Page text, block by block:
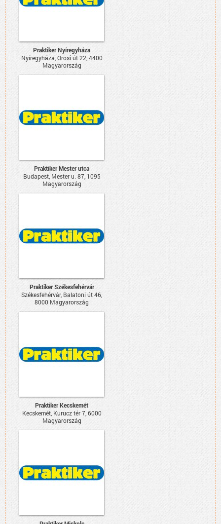
Praktiker Nyíregyháza
Nyíregyháza, Orosi út 22, 4400
Magyarország
Praktiker Mester utca
Budapest, Mester u. 87, 1095
Magyarország
Praktiker Székesfehérvár
Székesfehérvár, Balatoni út 46,
8000 Magyarország
Praktiker Kecskemét
Kecskemét, Kurucz tér 7, 6000
Magyarország